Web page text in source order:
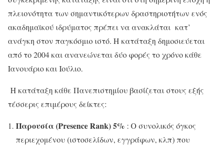
πλειονότητα των σημαντικότερων δραστηριοτήτων ενός
ακαδημαϊκού ιδρύματος πρέπει να ανακλάται κατ’
ανάγκη στον παγκόσμιο ιστό. Η κατάταξη δημοσιεύεται
από το 2004 και ανανεώνεται δύο φορές το χρόνο κάθε
Ιανουάριο και Ιούλιο.
Η κατάταξη κάθε Πανεπιστημίου βασίζεται στους εξής
τέσσερις επιμέρους δείκτες:
Παρουσία (Presence Rank) 5% : Ο συνολικός όγκος
περιεχομένου (ιστοσελίδων, εγγράφων, κλπ) που